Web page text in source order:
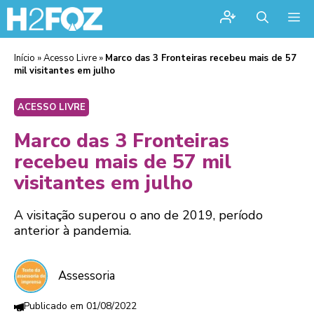
Início »Acesso Livre » Marco das 3 Fronteiras recebeu mais de 57
mil visitantes em julho
ACESSO LIVRE
Marco das 3 Fronteiras
recebeu mais de 57 mil
visitantes em julho
A visitação superou o ano de 2019, período
anterior à pandemia.
Assessoria
01/08/2022